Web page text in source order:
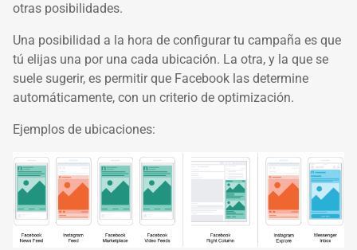
otras posibilidades.
Una posibilidad a la hora de configurar tu campaña es que
tú elijas una por una cada ubicación. La otra, y la que se
suele sugerir, es permitir que Facebook las determine
automáticamente, con un criterio de optimización.
Ejemplos de ubicaciones: